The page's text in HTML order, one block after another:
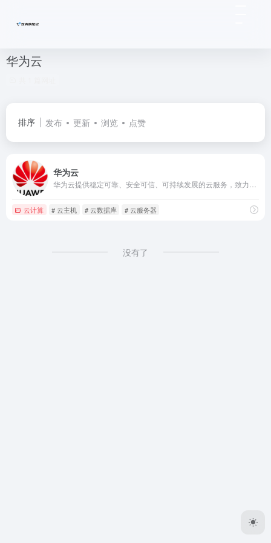
华为云
排序 发布 更新 浏览 点赞
华为云
云计算 # 云主机 # 云数据库 # 云服务器
没有了